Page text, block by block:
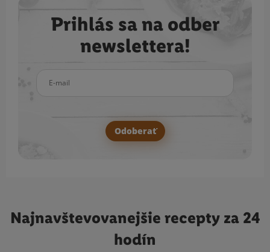
Prihlás sa na odber
newslettera!
Odoberať
Najnavštevovanejšie recepty za 24
hodín